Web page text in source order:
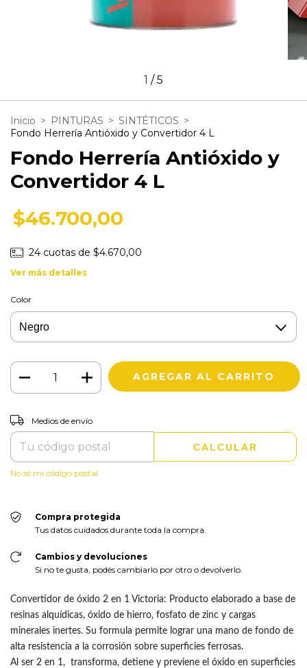
1 /5
Inicio > PINTURAS > SINTÉTICOS >
Fondo Herrería Antióxido y Convertidor 4 L
Fondo Herrería Antióxido y
Convertidor 4 L
$46.700,00
24 cuotas de $4.670,00
Ver más detalles
Color
Entregas para el CP:
Medios de envío
CALCULAR
No sé mi código postal
Compra protegida
Tus datos cuidados durante toda la compra.
Cambios y devoluciones
Si no te gusta, podés cambiarlo por otro o devolverlo.
Convertidor de óxido 2 en 1 Victoria: Producto elaborado a base de
resinas alquídicas, óxido de hierro, fosfato de zinc y cargas
minerales inertes. Su formula permite lograr una mano de fondo de
alta resistencia a la corrosión sobre superficies ferrosas.
Al ser 2 en 1, transforma, detiene y previene el óxido en superficies